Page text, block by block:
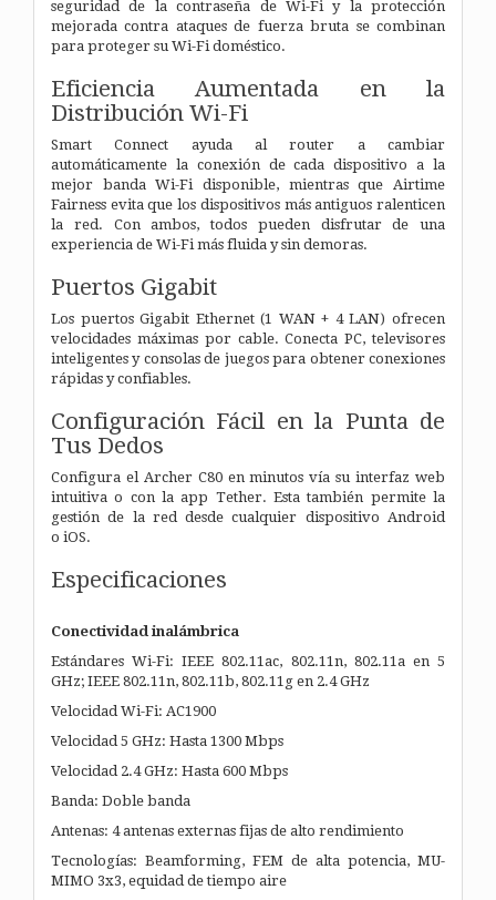
seguridad de la contraseña de Wi-Fi y la protección
mejorada contra ataques de fuerza bruta se combinan
para proteger su Wi-Fi doméstico.
Eficiencia Aumentada en la
Distribución Wi-Fi
Smart Connect ayuda al router a cambiar
automáticamente la conexión de cada dispositivo a la
mejor banda Wi-Fi disponible, mientras que Airtime
Fairness evita que los dispositivos más antiguos ralenticen
la red. Con ambos, todos pueden disfrutar de una
experiencia de Wi-Fi más fluida y sin demoras.
Puertos Gigabit
Los puertos Gigabit Ethernet (1 WAN + 4 LAN) ofrecen
velocidades máximas por cable. Conecta PC, televisores
inteligentes y consolas de juegos para obtener conexiones
rápidas y confiables.
Configuración Fácil en la Punta de
Tus Dedos
Configura el Archer C80 en minutos vía su interfaz web
intuitiva o con la app Tether. Esta también permite la
gestión de la red desde cualquier dispositivo Android
o iOS.
Especificaciones
Conectividad inalámbrica
Estándares Wi-Fi: IEEE 802.11ac, 802.11n, 802.11a en 5
GHz; IEEE 802.11n, 802.11b, 802.11g en 2.4 GHz
Velocidad Wi-Fi: AC1900
Velocidad 5 GHz: Hasta 1300 Mbps
Velocidad 2.4 GHz: Hasta 600 Mbps
Banda: Doble banda
Antenas: 4 antenas externas fijas de alto rendimiento
Tecnologías: Beamforming, FEM de alta potencia, MU-
MIMO 3x3, equidad de tiempo aire